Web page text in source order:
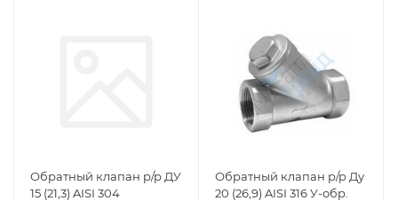
Обратный клапан р/р ДУ
15 (21,3) AISI 304
Обратный клапан р/р Ду
20 (26,9) AISI 316 У-обр.